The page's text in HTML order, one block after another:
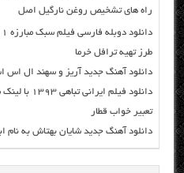
راه های تشخیص روغن نارگیل اصل
دانلود دوبله فارسی فیلم سبک مبارزه Fight the Fight 2011
طرز تهیه ترافل خرما
دانلود آهنگ جدید آریز و سهند ال اس
دانلود فیلم ایرانی تباهی ۱۳۹۳ با لینک مستقیم
تعبیر خواب قطار
دانلود آهنگ جدید شایان بهتاش به نام